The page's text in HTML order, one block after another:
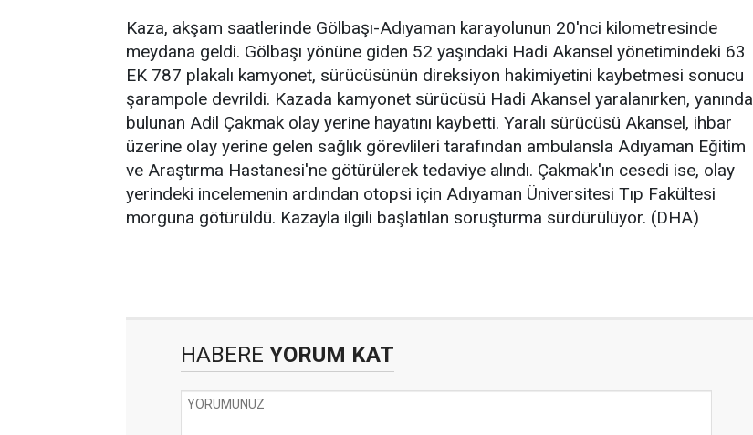
Kaza, akşam saatlerinde Gölbaşı-Adıyaman karayolunun 20'nci kilometresinde
meydana geldi. Gölbaşı yönüne giden 52 yaşındaki Hadi Akansel yönetimindeki 63
EK 787 plakalı kamyonet, sürücüsünün direksiyon hakimiyetini kaybetmesi sonucu
şarampole devrildi. Kazada kamyonet sürücüsü Hadi Akansel yaralanırken, yanında
bulunan Adil Çakmak olay yerine hayatını kaybetti. Yaralı sürücüsü Akansel, ihbar
üzerine olay yerine gelen sağlık görevlileri tarafından ambulansla Adıyaman Eğitim
ve Araştırma Hastanesi'ne götürülerek tedaviye alındı. Çakmak'ın cesedi ise, olay
yerindeki incelemenin ardından otopsi için Adıyaman Üniversitesi Tıp Fakültesi
morguna götürüldü. Kazayla ilgili başlatılan soruşturma sürdürülüyor. (DHA)
HABERE YORUM KAT